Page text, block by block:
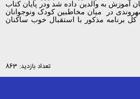
آموزش به والدین داده شد ودر پایان کتاب
در میان مخاطبین کودک ونوجوانان
کل برنامه مذکور با استقبال خوب ساکنان
تعداد بازدید: 863